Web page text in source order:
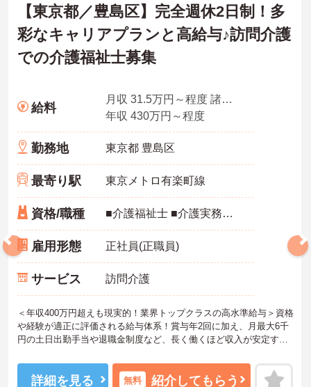
【東京都／豊島区】完全週休2日制！多
彩なキャリアプランと高給与♪訪問介護
での介護福祉士募集
給料
月収 31.5万円～程度 諸手当込み
年収 430万円～程度
勤務地 東京都 豊島区
最寄り駅 東京メトロ有楽町線
資格/職種 ■介護福祉士 ■介護実務経験がある方
雇用形態 正社員(正職員)
サービス 訪問介護
＜年収400万円超えも現実的！業界トップクラスの高水準給与＞資格
や経験が適正に評価される給与体系！賞与年2回に加え、月最大6千
円の土日出勤手当や退職金制度など、長く働くほど収入が安定する
＜スマホ1台で完結！ICT活用で記録業務の負担を大幅カット＞日々
の記録やシフト確認はすべて自社開発のスマホアプリで行えるた
詳細を見る 無料 紹介してもらう